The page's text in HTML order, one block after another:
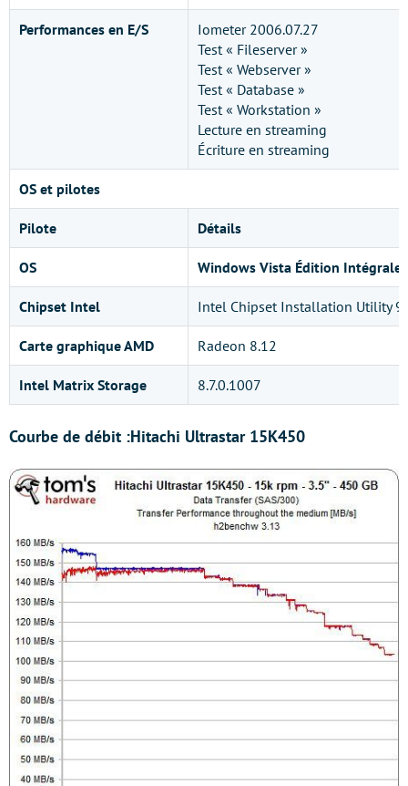
Performances en E/S
Iometer 2006.07.27
Test « Fileserver »
Test « Webserver »
Test « Database »
Test « Workstation »
Lecture en streaming
Écriture en streaming
OS et pilotes
Pilote Détails
OS Windows Vista Édition Intégrale
Chipset Intel Intel Chipset Installation Utility
Carte graphique AMD Radeon 8.12
Intel Matrix Storage 8.7.0.1007
Courbe de débit :Hitachi Ultrastar 15K450